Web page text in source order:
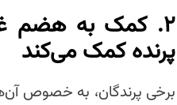
۲. کمک به هضم
پرنده کمک می‌کند
برخی پرندگان، به خصوص